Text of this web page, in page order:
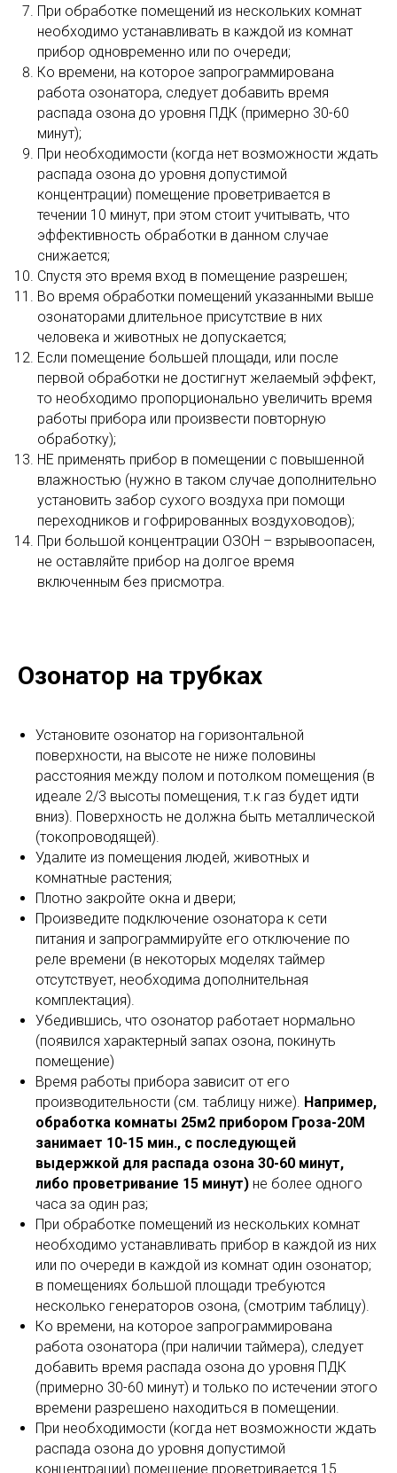
При обработке помещений из нескольких комнат
необходимо устанавливать в каждой из комнат
прибор одновременно или по очереди;
Ко времени, на которое запрограммирована
работа озонатора, следует добавить время
распада озона до уровня ПДК (примерно 30-60
минут);
При необходимости (когда нет возможности ждать
распада озона до уровня допустимой
концентрации) помещение проветривается в
течении 10 минут, при этом стоит учитывать, что
эффективность обработки в данном случае
снижается;
Спустя это время вход в помещение разрешен;
Во время обработки помещений указанными выше
озонаторами длительное присутствие в них
человека и животных не допускается;
Если помещение большей площади, или после
первой обработки не достигнут желаемый эффект,
то необходимо пропорционально увеличить время
работы прибора или произвести повторную
обработку);
НЕ применять прибор в помещении с повышенной
влажностью (нужно в таком случае дополнительно
установить забор сухого воздуха при помощи
переходников и гофрированных воздуховодов);
При большой концентрации ОЗОН – взрывоопасен,
не оставляйте прибор на долгое время
включенным без присмотра.
Озонатор на трубках
Установите озонатор на горизонтальной
поверхности, на высоте не ниже половины
расстояния между полом и потолком помещения (в
идеале 2/3 высоты помещения, т.к газ будет идти
вниз). Поверхность не должна быть металлической
(токопроводящей).
Удалите из помещения людей, животных и
комнатные растения;
Плотно закройте окна и двери;
Произведите подключение озонатора к сети
питания и запрограммируйте его отключение по
реле времени (в некоторых моделях таймер
отсутствует, необходима дополнительная
комплектация).
Убедившись, что озонатор работает нормально
(появился характерный запах озона, покинуть
помещение)
Время работы прибора зависит от его
производительности (см. таблицу ниже). Например,
обработка комнаты 25м2 прибором Гроза-20М
занимает 10-15 мин., с последующей
выдержкой для распада озона 30-60 минут,
либо проветривание 15 минут) не более одного
часа за один раз;
При обработке помещений из нескольких комнат
необходимо устанавливать прибор в каждой из них
или по очереди в каждой из комнат один озонатор;
в помещениях большой площади требуются
несколько генераторов озона, (смотрим таблицу).
Ко времени, на которое запрограммирована
работа озонатора (при наличии таймера), следует
добавить время распада озона до уровня ПДК
(примерно 30-60 минут) и только по истечении этого
времени разрешено находиться в помещении.
При необходимости (когда нет возможности ждать
распада озона до уровня допустимой
концентрации) помещение проветривается 15